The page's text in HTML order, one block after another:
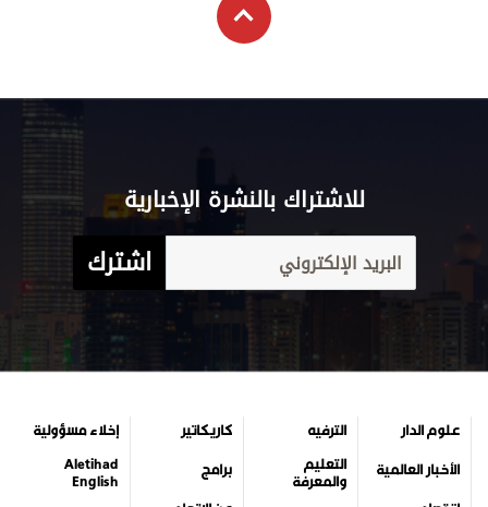
للاشتراك بالنشرة الإخبارية
اشترك
علوم الدار
الأخبار العالمية
الترفيه
التعليم
والمعرفة
كاريكاتير
برامج
إخلاء مسؤولية
Aletihad
English